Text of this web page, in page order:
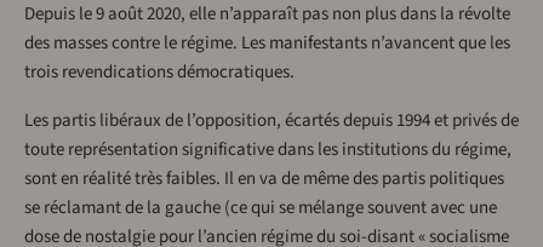
Depuis le 9 août 2020, elle n’apparaît pas non plus dans la révolte
des masses contre le régime. Les manifestants n’avancent que les
trois revendications démocratiques.
Les partis libéraux de l’opposition, écartés depuis 1994 et privés de
toute représentation significative dans les institutions du régime,
sont en réalité très faibles. Il en va de même des partis politiques
se réclamant de la gauche (ce qui se mélange souvent avec une
dose de nostalgie pour l’ancien régime du soi-disant « socialisme